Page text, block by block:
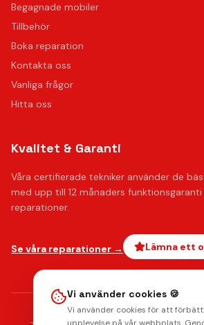
Begagnade mobiler
Tillbehör
Boka reparation
Kontakta oss
Vanliga frågor
Hitta oss
Kvalitet & Garanti
Våra certifierade tekniker använder de
med upp till 12 månaders
reparationer.
Se våra reparationer → Lämna ett
AMERICAN
Vi använder cookies 🍪
Vi använder cookies för att